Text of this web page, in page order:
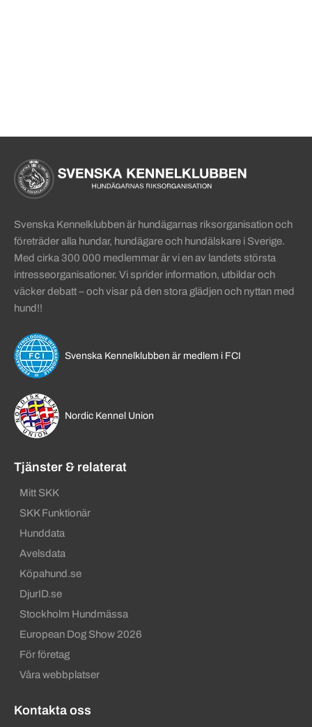
Sidinformation och
Köpa hund startsida
Svenska Kennelklubben är hundägarnas riksorganisation och
företräder alla hundar, hundägare och hundälskare i Sverige.
Med cirka 300 000 medlemmar är vi en av landets största
intresseorganisationer. Vi sprider information, utbildar och
väcker debatt – och visar på den stora glädjen och nyttan med
hund!!
Svenska Kennelklubben är medlem i FCI
Nordic Kennel Union
Tjänster & relaterat
Mitt SKK
SKK Funktionär
Hunddata
Avelsdata
Köpahund.se
DjurID.se
Stockholm Hundmässa
European Dog Show 2026
För företag
Våra webbplatser
Kontakta oss